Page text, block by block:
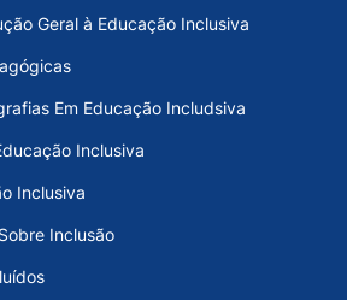
Geral à Educação Inclusiva
Em Educação Includsiva
Inclusiva
Inclusiva
Inclusão